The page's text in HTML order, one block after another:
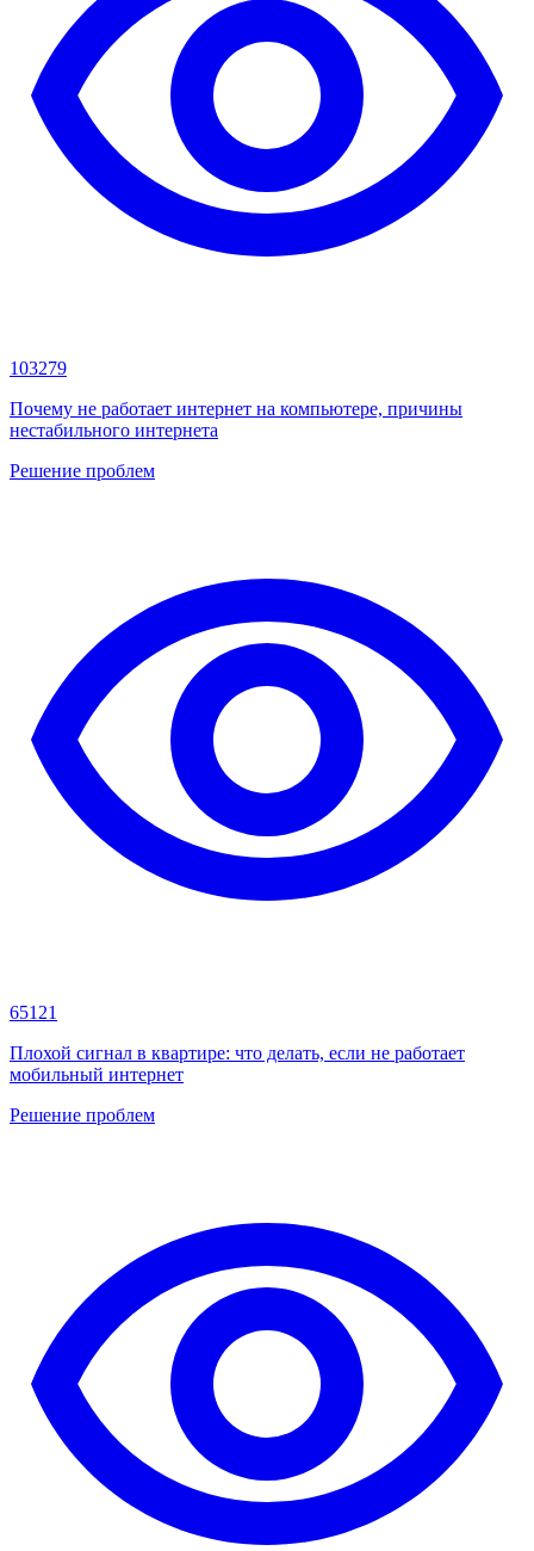
103279
Почему не работает интернет на компьютере, причины
нестабильного интернета
Решение проблем
65121
Плохой сигнал в квартире: что делать, если не работает
мобильный интернет
Решение проблем